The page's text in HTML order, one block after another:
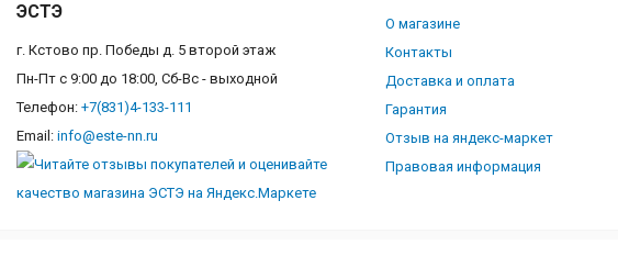
ЭСТЭ
г. Кстово пр. Победы д. 5 второй этаж
Пн-Пт с 9:00 до 18:00, Сб-Вс - выходной
Телефон: +7(831)4-133-111
Email: info@este-nn.ru
О магазине
Контакты
Доставка и оплата
Гарантия
Отзыв на яндекс-маркет
Правовая информация